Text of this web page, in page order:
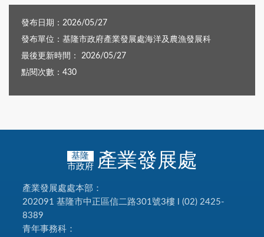
發布日期：2026/05/27
發布單位：基隆市政府產業發展處海洋及農漁發展科
最後更新時間： 2026/05/27
點閱次數：430
基隆
市政府 產業發展處
產業發展處處本部：
202091 基隆市中正區信二路301號3樓 l (02) 2425-
8389
青年事務科：